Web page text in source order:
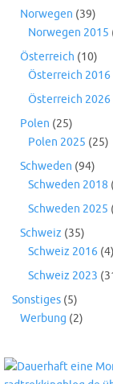
Norwegen (39)
Norwegen 2015
Österreich (10)
Österreich 2016
Österreich 2026
Polen (25)
Polen 2025 (25)
Schweden (94)
Schweden 2018
Schweden 2025
Schweiz (35)
Schweiz 2016 (4)
Schweiz 2023
Sonstiges (5)
Werbung (2)